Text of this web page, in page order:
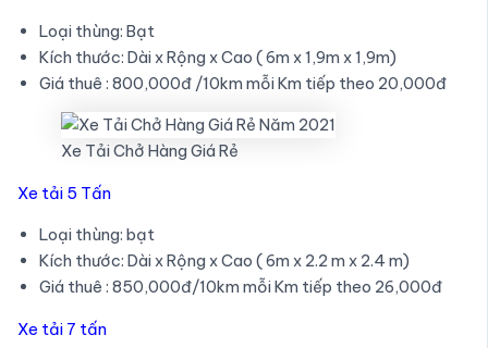
Loại thùng: Bạt
Kích thước: Dài x Rộng x Cao ( 6m x 1,9m x 1,9m)
Giá thuê : 800,000đ /10km mỗi Km tiếp theo 20,000đ
Xe Tải Chở Hàng Giá Rẻ
Xe tải 5 Tấn
Loại thùng: bạt
Kích thước: Dài x Rộng x Cao ( 6m x 2.2 m x 2.4 m)
Giá thuê : 850,000đ/10km mỗi Km tiếp theo 26,000đ
Xe tải 7 tấn